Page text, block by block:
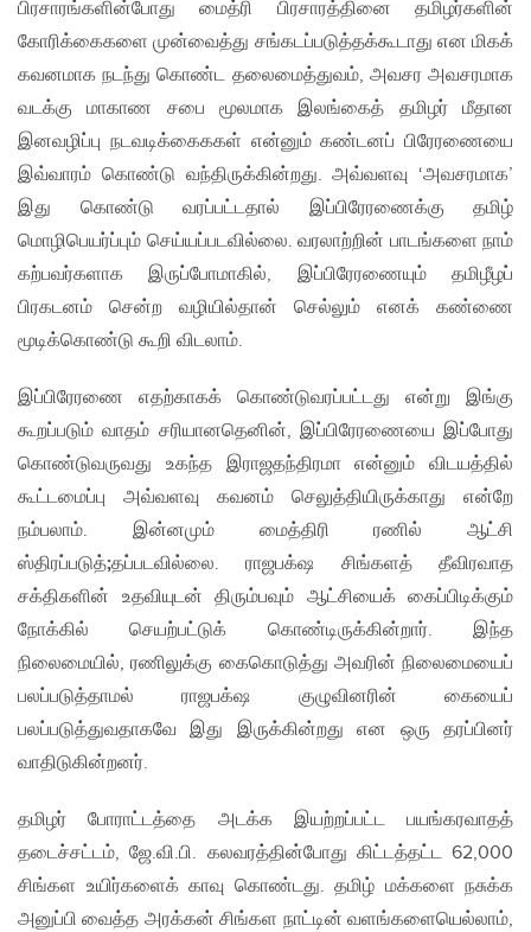
பிரசாரங்களின்போது மைத்ரி பிரசாரத்தினை தமிழர்களின்
கோரிக்கைகளை முன்வைத்து சங்கடப்படுத்தக்கூடாது என மிகக்
கவனமாக நடந்து கொண்ட தலைமைத்துவம், அவசர அவசரமாக
வடக்கு மாகாண சபை மூலமாக இலங்கைத் தமிழர் மீதான
இனவழிப்பு நடவடிக்கைககள் என்னும் கண்டனப் பிரேரணையை
இவ்வாரம் கொண்டு வந்திருக்கின்றது. அவ்வளவு ‘அவசரமாக’
இது கொண்டு வரப்பட்டதால் இப்பிரேரணைக்கு தமிழ்
மொழிபெயர்ப்பும் செய்யப்படவில்லை. வரலாற்றின் பாடங்களை நாம்
கற்பவர்களாக இருப்போமாகில், இப்பிரேரணையும் தமிழீழப்
பிரகடனம் சென்ற வழியில்தான் செல்லும் எனக் கண்ணை
மூடிக்கொண்டு கூறி விடலாம்.
இப்பிரேரணை எதற்காகக் கொண்டுவரப்பட்டது என்று இங்கு
கூறப்படும் வாதம் சரியானதெனின், இப்பிரேரணையை இப்போது
கொண்டுவருவது உகந்த இராஜதந்திரமா என்னும் விடயத்தில்
கூட்டமைப்பு அவ்வளவு கவனம் செலுத்தியிருக்காது என்றே
நம்பலாம். இன்னமும் மைத்திரி ரணில் ஆட்சி
ஸ்திரப்படுத்;தப்படவில்லை. ராஜபக்‌ஷ சிங்களத் தீவிரவாத
சக்திகளின் உதவியுடன் திரும்பவும் ஆட்சியைக் கைப்பிடிக்கும்
நோக்கில் செயற்பட்டுக் கொண்டிருக்கின்றார். இந்த
நிலைமையில், ரணிலுக்கு கைகொடுத்து அவரின் நிலைமையைப்
பலப்படுத்தாமல் ராஜபக்‌ஷ குழுவினரின் கையைப்
பலப்படுத்துவதாகவே இது இருக்கின்றது என ஒரு தரப்பினர்
வாதிடுகின்றனர்.
தமிழர் போராட்டத்தை அடக்க இயற்றப்பட்ட பயங்கரவாதத்
தடைச்சட்டம், ஜே.வி.பி. கலவரத்தின்போது கிட்டத்தட்ட 62,000
சிங்கள உயிர்களைக் காவு கொண்டது. தமிழ் மக்களை நசுக்க
அனுப்பி வைத்த அரக்கன் சிங்கள நாட்டின் வளங்களையெல்லாம்,